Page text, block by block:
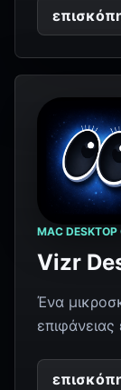
MAC DESKTOP
Vizr
Ένα